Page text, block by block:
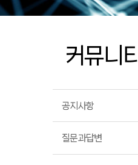
커뮤니티
공지사항
질문과답변